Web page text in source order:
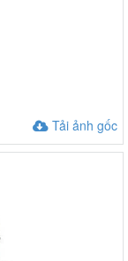
Tải ảnh gốc